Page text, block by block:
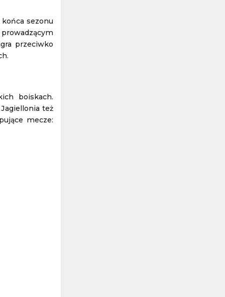
sezonu
przeciwko
boiskach.
też
mecze: